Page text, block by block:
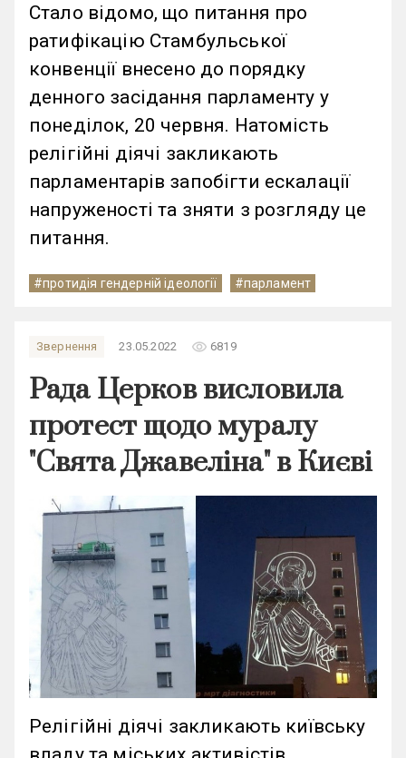
Стало відомо, що питання про
ратифікацію Стамбульської
конвенції внесено до порядку
денного засідання парламенту у
понеділок, 20 червня. Натомість
релігійні діячі закликають
парламентарів запобігти ескалації
напруженості та зняти з розгляду це
питання.
#протидія гендерній ідеології #парламент
Звернення 23.05.2022 remove_red_eye 6819
Рада Церков висловила
протест щодо муралу
"Свята Джавеліна" в Києві
Релігійні діячі закликають київську